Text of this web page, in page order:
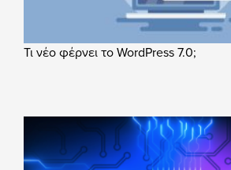
Τι νέο φέρνει το WordPress 7.0;